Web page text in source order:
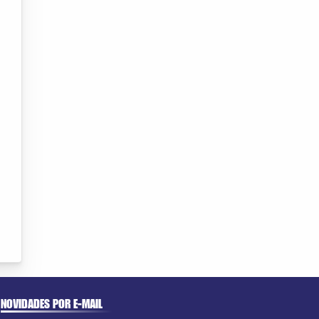
NOVIDADES POR E-MAIL